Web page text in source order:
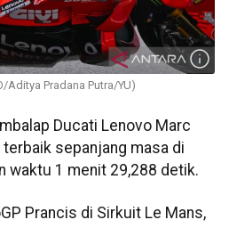
Aditya Pradana Putra/YU)
Ducati Lenovo Marc
sepanjang masa di
waktu 1 menit 29,288 detik.
Prancis di Sirkuit Le Mans,